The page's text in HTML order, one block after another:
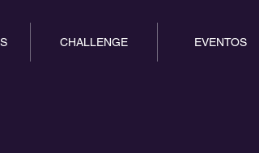
CHALLENGE EVENTOS